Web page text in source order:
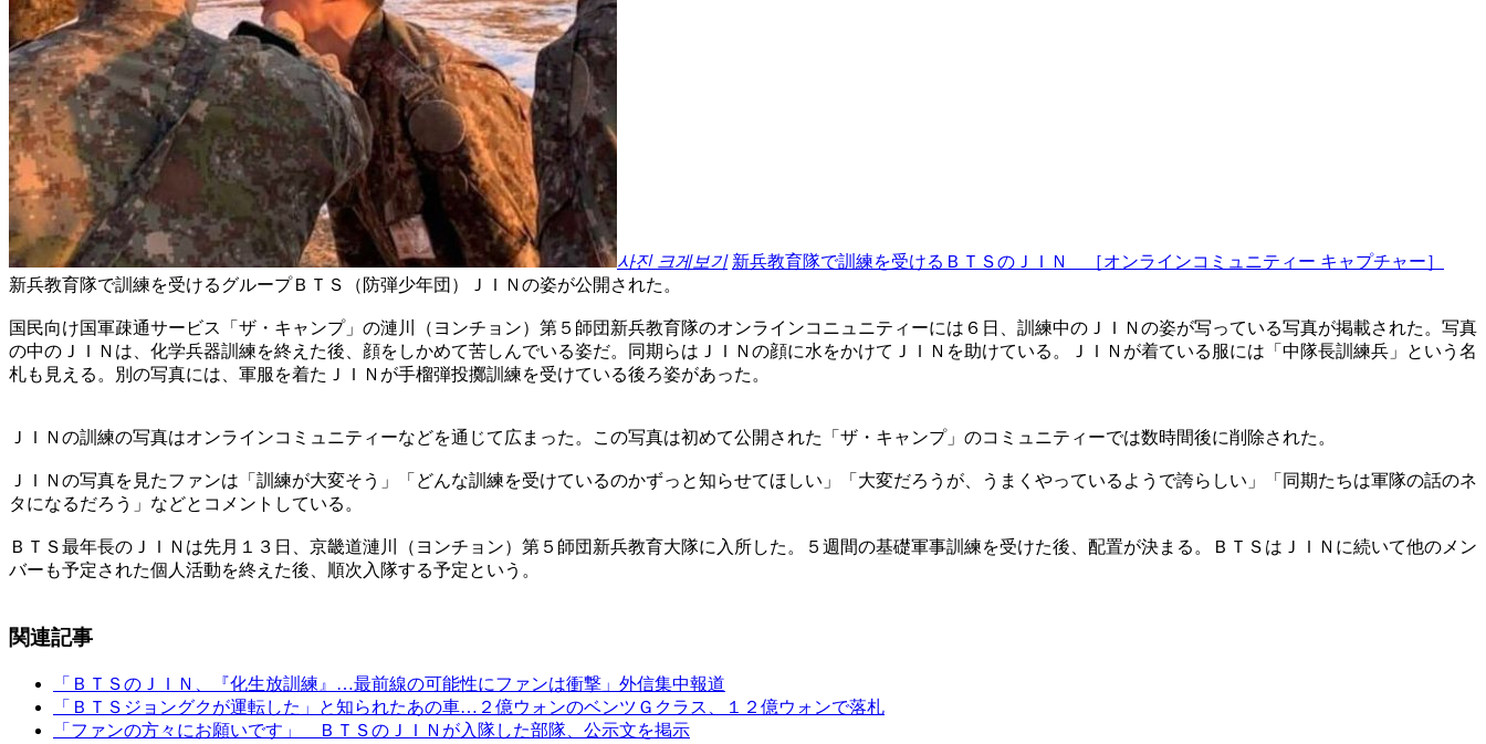
사진 크게보기 新兵教育隊で訓練を受けるＢＴＳのＪＩＮ ［オンラインコミュニティー キャプチャー］
新兵教育隊で訓練を受けるグループＢＴＳ（防弾少年団）ＪＩＮの姿が公開された。
国民向け国軍疎通サービス「ザ・キャンプ」の漣川（ヨンチョン）第５師団新兵教育隊のオンラインコニュニティーには６日、訓練中のＪＩＮの姿が写っている写真が掲載された。写真
の中のＪＩＮは、化学兵器訓練を終えた後、顔をしかめて苦しんでいる姿だ。同期らはＪＩＮの顔に水をかけてＪＩＮを助けている。ＪＩＮが着ている服には「中隊長訓練兵」という名
札も見える。別の写真には、軍服を着たＪＩＮが手榴弾投擲訓練を受けている後ろ姿があった。
ＪＩＮの訓練の写真はオンラインコミュニティーなどを通じて広まった。この写真は初めて公開された「ザ・キャンプ」のコミュニティーでは数時間後に削除された。
ＪＩＮの写真を見たファンは「訓練が大変そう」「どんな訓練を受けているのかずっと知らせてほしい」「大変だろうが、うまくやっているようで誇らしい」「同期たちは軍隊の話のネ
タになるだろう」などとコメントしている。
ＢＴＳ最年長のＪＩＮは先月１３日、京畿道漣川（ヨンチョン）第５師団新兵教育大隊に入所した。５週間の基礎軍事訓練を受けた後、配置が決まる。ＢＴＳはＪＩＮに続いて他のメン
バーも予定された個人活動を終えた後、順次入隊する予定という。
関連記事
「ＢＴＳのＪＩＮ、『化生放訓練』…最前線の可能性にファンは衝撃」外信集中報道
「ＢＴＳジョングクが運転した」と知られたあの車…２億ウォンのベンツＧクラス、１２億ウォンで落札
「ファンの方々にお願いです」 ＢＴＳのＪＩＮが入隊した部隊、公示文を掲示